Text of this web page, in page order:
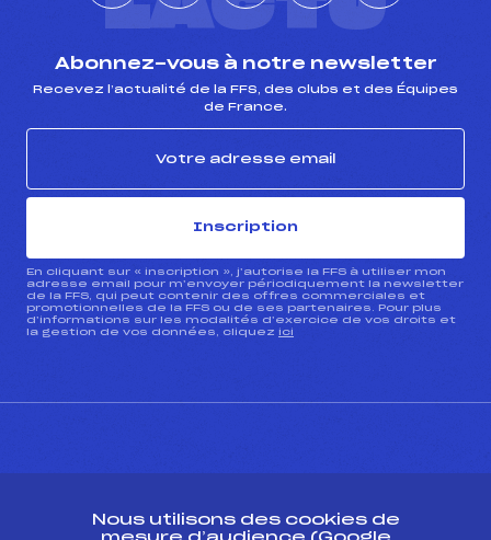
Abonnez-vous à notre newsletter
Recevez l’actualité de la FFS, des clubs et des Équipes
de France.
Inscription
En cliquant sur « inscription », j’autorise la FFS à utiliser mon
adresse email pour m’envoyer périodiquement la newsletter
de la FFS, qui peut contenir des offres commerciales et
promotionnelles de la FFS ou de ses partenaires. Pour plus
d’informations sur les modalités d’exercice de vos droits et
la gestion de vos données, cliquez ici
ESPACE PRESSE
Nous utilisons des cookies de